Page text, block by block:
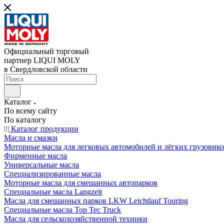
Официальный торговый
партнер LIQUI MOLY
в Свердловской области
Каталог
По всему сайту
По каталогу
Каталог продукции
Масла и смазки
Моторные масла для легковых автомобилей и лёгких
Фирменные масла
Универсальные масла
Специализированные масла
Моторные масла для смешанных автопарков
Специальные масла Langzeit
Масла для смешанных парков LKW Leichtlauf Touring
Специальные масла Top Tec Truck
Масла для сельскохозяйственной техники